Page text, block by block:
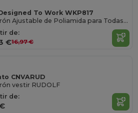
To Work WKP817
Cinturón Ajustable de Poliamida para Todas las Tallas
de:
€16,97 €
CNVARUD
vestir RUDOLF
de: